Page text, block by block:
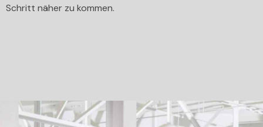
Schritt näher zu kommen.